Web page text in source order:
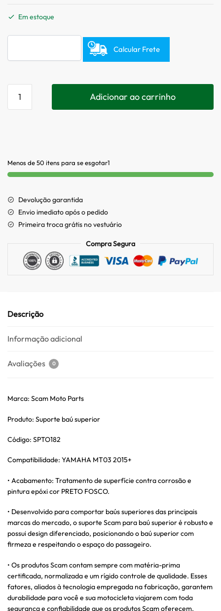
Em estoque
Calcular Frete
Adicionar ao carrinho
Menos de 50 itens para se esgotar1
Devolução garantida
Envio imediato após o pedido
Primeira troca grátis no vestuário
Compra Segura
Descrição
Informação adicional
Avaliações 0
Marca: Scam Moto Parts
Produto: Suporte baú superior
Código: SPTO182
Compatibilidade: YAMAHA MT03 2015+
• Acabamento: Tratamento de superfície contra corrosão e
pintura epóxi cor PRETO FOSCO.
• Desenvolvido para comportar baús superiores das principais
marcas do mercado, o suporte Scam para baú superior é robusto e
possui design diferenciado, posicionando o baú superior com
firmeza e respeitando o espaço do passageiro.
• Os produtos Scam contam sempre com matéria-prima
certificada, normalizada e um rígido controle de qualidade. Esses
fatores, aliados à tecnologia empregada na fabricação, garantem
durabilidade para você e sua motocicleta viajarem com toda
segurança e confiabilidade que os produtos Scam oferecem.